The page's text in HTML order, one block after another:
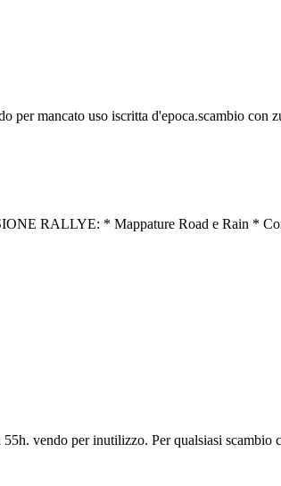
per mancato uso iscritta d'epoca.scambio con
RALLYE: * Mappature Road e Rain *
vendo per inutilizzo. Per qualsiasi scambio